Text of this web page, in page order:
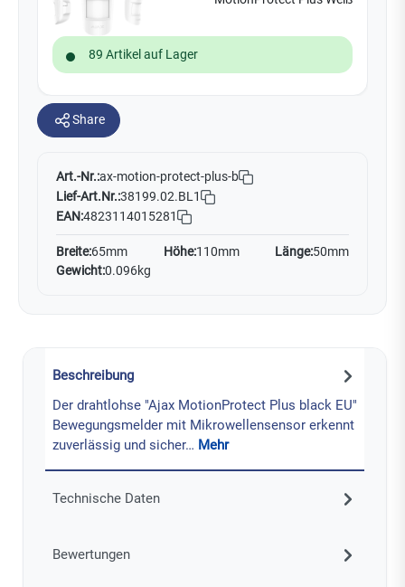
89 Artikel auf Lager
Share
Art.-Nr.:ax-motion-protect-plus-b
Lief-Art.Nr.:38199.02.BL1
EAN:4823114015281
Breite:65mm Höhe:110mm Länge:50mm
Gewicht:0.096kg
Beschreibung
Der drahtlohse "Ajax MotionProtect Plus black EU"
Bewegungsmelder mit Mikrowellensensor erkennt
zuverlässig und sicher… Mehr
Technische Daten
Bewertungen